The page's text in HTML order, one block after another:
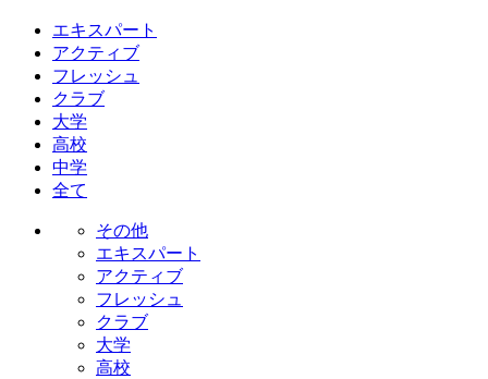
エキスパート
アクティブ
フレッシュ
クラブ
大学
高校
中学
全て
その他
エキスパート
アクティブ
フレッシュ
クラブ
大学
高校